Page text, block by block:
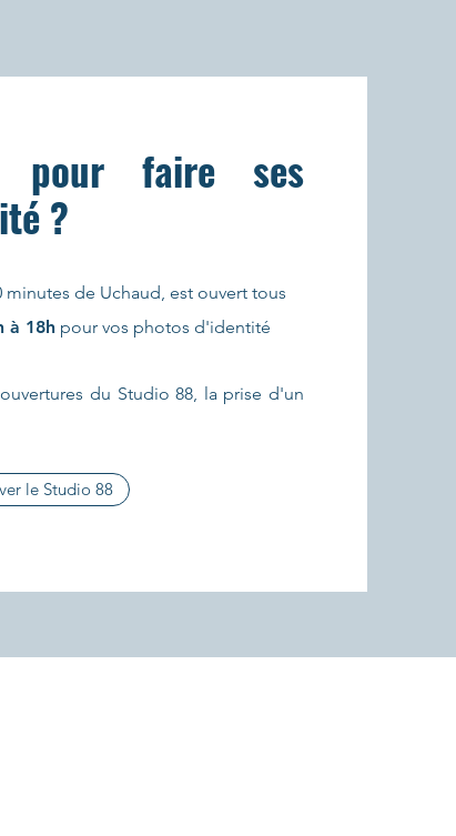
pour faire ses
?
minutes de Uchaud, est ouvert tous
à 18h pour vos photos d'identité
du Studio 88, la prise d'un
le Studio 88